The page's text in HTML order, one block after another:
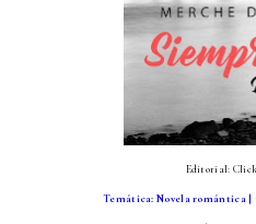
Editorial:
Temática:Novela romántica